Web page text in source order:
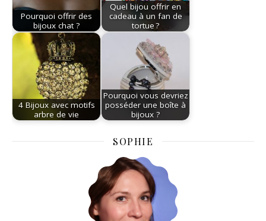
Pourquoi offrir des
bijoux chat ?
Quel bijou offrir en
cadeau à un fan de
tortue ?
4 Bijoux avec motifs
arbre de vie
Pourquoi vous devriez
posséder une boîte à
bijoux ?
SOPHIE